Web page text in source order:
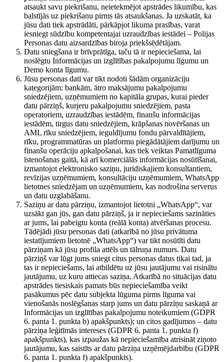
atsaukt savu piekrišanu, neietekmējot apstrādes likumību, kas
balstījās uz piekrišanu pirms tās atsaukšanas. Ja uzskatāt, ka
jūsu dati tiek apstrādāti, pārkāpjot likuma prasības, varat
iesniegt sūdzību kompetentajai uzraudzības iestādei – Polijas
Personas datu aizsardzības biroja priekšsēdētājam.
Datu sniegšana ir brīvprātīga, taču tā ir nepieciešama, lai
noslēgtu Informācijas un izglītības pakalpojumu līgumu un
Demo konta līgumu.
Jūsu personas dati var tikt nodoti šādām organizāciju
kategorijām: bankām, ātro maksājumu pakalpojumu
sniedzējiem, uzņēmumiem no kapitāla grupas, kurai pieder
datu pārziņš, kurjeru pakalpojumu sniedzējiem, pasta
operatoriem, uzraudzības iestādēm, finanšu informācijas
iestādēm, tirgus datu sniedzējiem, krāpšanas novēršanas un
AML rīku sniedzējiem, ieguldījumu fondu pārvaldītājiem,
rīku, programmatūras un platformu piegādātājiem darījumu un
finanšu operāciju apkalpošanai, kas tiek veiktas Pamatlīguma
īstenošanas gaitā, kā arī komerciālās informācijas nosūtīšanai,
izmantojot elektronisko saziņu, juridiskajiem konsultantiem,
revīzijas uzņēmumiem, konsultāciju uzņēmumiem, WhatsApp
lietotnes sniedzējam un uzņēmumiem, kas nodrošina serverus
un datu uzglabāšanu.
Saziņu ar datu pārziņu, izmantojot lietotni „WhatsApp“, var
uzsākt gan jūs, gan datu pārziņš, ja ir nepieciešams sazināties
ar jums, lai pabeigtu konta (reālā konta) atvēršanas procesu.
Tādējādi jūsu personas dati (atkarībā no jūsu privātuma
iestatījumiem lietotnē „WhatsApp“) var tikt nosūtīti datu
pārziņam kā jūsu profila attēls un tālruņa numurs. Datu
pārziņš var lūgt jums sniegt citus personas datus tikai tad, ja
tas ir nepieciešams, lai atbildētu uz jūsu jautājumu vai risinātu
jautājumu, uz kuru attiecas saziņa. Atkarībā no situācijas datu
apstrādes tiesiskais pamats būs nepieciešamība veikt
pasākumus pēc datu subjekta lūguma pirms līguma vai
vienošanās noslēgšanas starp jums un datu pārziņu saskaņā ar
Informācijas un izglītības pakalpojumu noteikumiem (GDPR
6. panta 1. punkta b) apakšpunkts); un citos gadījumos – datu
pārziņa leģitīmās intereses (GDPR 6. panta 1. punkta f)
apakšpunkts), kas izpaužas kā nepieciešamība atrisināt ziņoto
jautājumu, kas saistīts ar datu pārziņa uzņēmējdarbību (GDPR
6. panta 1. punkta f) apakšpunkts).